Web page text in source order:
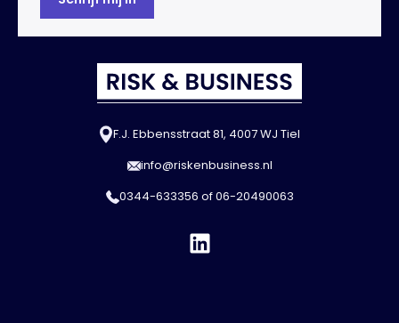
F.J. Ebbensstraat 81, 4007 WJ Tiel
info@riskenbusiness.nl
0344-633356 of06-20490063